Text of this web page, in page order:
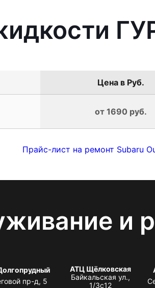
Цена в Руб.
от 1690 руб.
Прайс-лист на ремонт Subaru
и
пр-д, 5
АТЦ Щёлковская
Байкальская ул.,
1/3с12